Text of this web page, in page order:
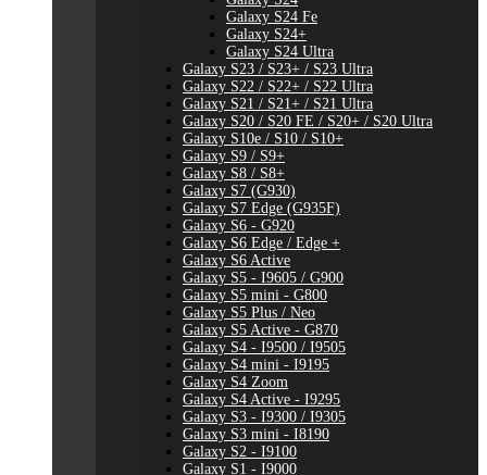
Galaxy S24 Fe
Galaxy S24+
Galaxy S24 Ultra
Galaxy S23 / S23+ / S23 Ultra
Galaxy S22 / S22+ / S22 Ultra
Galaxy S21 / S21+ / S21 Ultra
Galaxy S20 / S20 FE / S20+ / S20 Ultra
Galaxy S10e / S10 / S10+
Galaxy S9 / S9+
Galaxy S8 / S8+
Galaxy S7 (G930)
Galaxy S7 Edge (G935F)
Galaxy S6 - G920
Galaxy S6 Edge / Edge +
Galaxy S6 Active
Galaxy S5 - I9605 / G900
Galaxy S5 mini - G800
Galaxy S5 Plus / Neo
Galaxy S5 Active - G870
Galaxy S4 - I9500 / I9505
Galaxy S4 mini - I9195
Galaxy S4 Zoom
Galaxy S4 Active - I9295
Galaxy S3 - I9300 / I9305
Galaxy S3 mini - I8190
Galaxy S2 - I9100
Galaxy S1 - I9000